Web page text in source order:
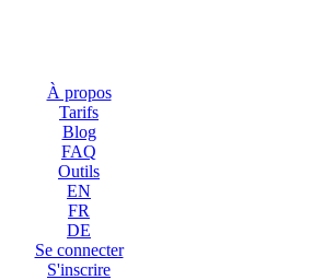
À propos
Tarifs
Blog
FAQ
Outils
EN
FR
DE
Se connecter
S'inscrire